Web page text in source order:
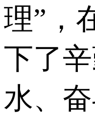
理”，
下了
水、